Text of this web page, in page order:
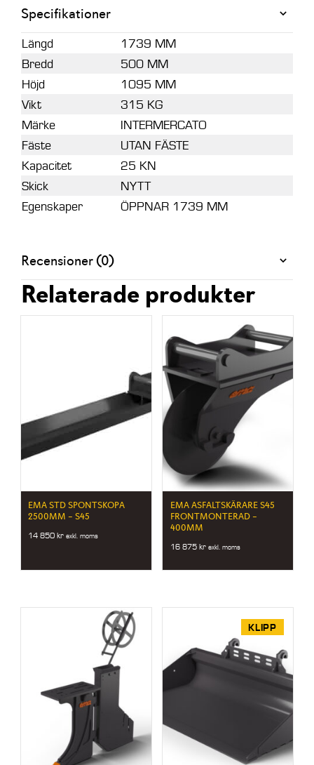
Specifikationer
Längd
1739 MM
Bredd
500 MM
Höjd
1095 MM
Vikt
315 KG
Märke
INTERMERCATO
Fäste
UTAN FÄSTE
Kapacitet
25 KN
Skick
NYTT
Egenskaper
ÖPPNAR 1739 MM
Recensioner (0)
Relaterade produkter
EMA STD SPONTSKOPA
2500MM – S45
14 850kr exkl. moms
EMA ASFALTSKÄRARE S45
FRONTMONTERAD –
400MM
16 875 kr exkl. moms
KLIPP